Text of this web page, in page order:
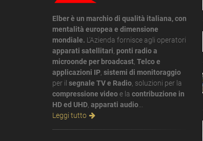
Elber è un marchio di qualità italiana, con
mentalità europea e dimensione
mondiale. L'Azienda fornisce agli operatori
apparati satellitari ponti radio a
microonde per broadcast Telco e
applicazioni IP sistemi di monitoraggio
per il segnale TV e Radio , soluzioni per la
compressione videoe la contribuzione in
HD ed UHD apparati audio
Leggi tutto